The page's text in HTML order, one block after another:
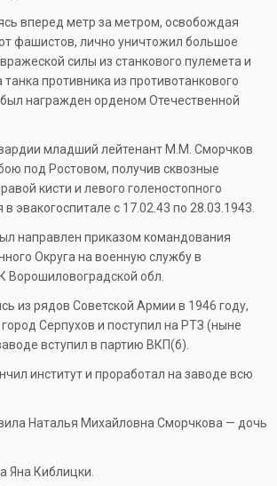
вперед метр за метром, освобождая
фашистов, лично уничтожил большое
силы из станкового пулемета и
противника из противотанкового
награжден орденом Отечественной
младший лейтенант М.М. Сморчков
под Ростовом, получив сквозные
кисти и левого голеностопного
эвакогоспитале с 17.02.43 по 28.03.1943.
направлен приказом командования
Округа на военную службу в
Ворошиловоградской обл.
из рядов Советской Армии в 1946 году,
Серпухов и поступил на РТЗ (ныне
вступил в партию ВКП(б).
институт и проработал на заводе всю
Наталья Михайловна Сморчкова — дочь
Яна Киблицки.